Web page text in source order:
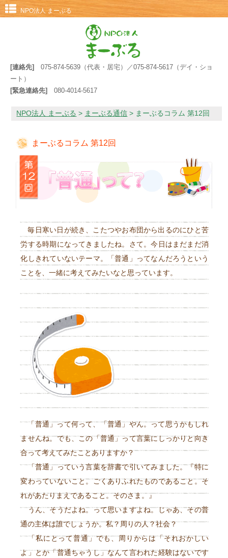
NPO法人 まーぶる
[連絡先]
075-874-5639（代表・居宅）／075-874-5617（デイ・ショ
ート）
[緊急連絡先]
080-4014-5617
NPO法人 まーぶる > まーぶる通信 > まーぶるコラム 第12回
まーぶるコラム 第12回
毎日寒い日が続き、こたつやお布団から出るのにひと苦
労する時期になってきましたね。さて。今日はまだまだ消
化しきれていないテーマ。「普通」ってなんだろうという
ことを、一緒に考えてみたいなと思っています。
「普通」って何って、「普通」やん。って思うかもしれ
ませんね。でも、この「普通」って言葉にしっかりと向き
合って考えてみたことありますか？
「普通」っていう言葉を辞書で引いてみました。『特に
変わっていないこと。ごくありふれたものであること。そ
れがあたりまえであること。そのさま。』
うん、そうだよね。って思いますよね。じゃあ、その普
通の主体は誰でしょうか。私？周りの人？社会？
「私にとって普通」でも、周りからは「それおかしい
よ」とか「普通ちゃうし」なんて言われた経験はないです